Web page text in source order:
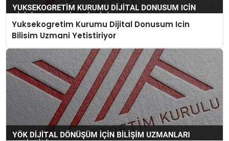
Yuksekogretim Kurumu Dijital Donusum Icin
Bilisim Uzmani Yetistiriyor